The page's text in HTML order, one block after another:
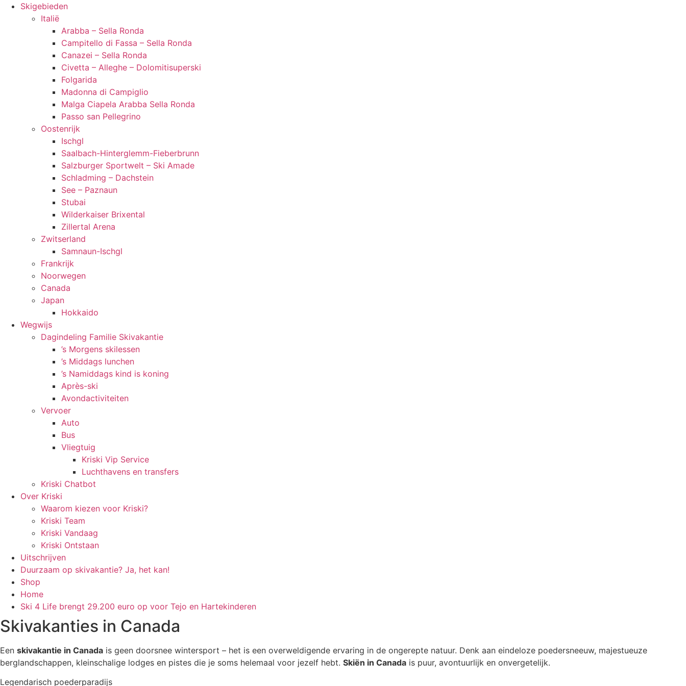
Skigebieden
Italië
Arabba – Sella Ronda
Campitello di Fassa – Sella Ronda
Canazei – Sella Ronda
Civetta – Alleghe – Dolomitisuperski
Folgarida
Madonna di Campiglio
Malga Ciapela Arabba Sella Ronda
Passo san Pellegrino
Oostenrijk
Ischgl
Saalbach-Hinterglemm-Fieberbrunn
Salzburger Sportwelt – Ski Amade
Schladming – Dachstein
See – Paznaun
Stubai
Wilderkaiser Brixental
Zillertal Arena
Zwitserland
Samnaun-Ischgl
Frankrijk
Noorwegen
Canada
Japan
Hokkaido
Wegwijs
Dagindeling Familie Skivakantie
’s Morgens skilessen
’s Middags lunchen
’s Namiddags kind is koning
Après-ski
Avondactiviteiten
Vervoer
Auto
Bus
Vliegtuig
Kriski Vip Service
Luchthavens en transfers
Kriski Chatbot
Over Kriski
Waarom kiezen voor Kriski?
Kriski Team
Kriski Vandaag
Kriski Ontstaan
Uitschrijven
Duurzaam op skivakantie? Ja, het kan!
Shop
Home
Ski 4 Life brengt 29.200 euro op voor Tejo en Hartekinderen
Skivakanties in Canada
Een skivakantie in Canada is geen doorsnee wintersport – het is een overweldigende ervaring in de ongerepte natuur. Denk aan eindeloze poedersneeuw, majestueuze
berglandschappen, kleinschalige lodges en pistes die je soms helemaal voor jezelf hebt. Skiën in Canada is puur, avontuurlijk en onvergetelijk.
Legendarisch poederparadijs